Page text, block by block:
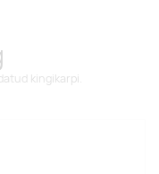
kingikarpi.